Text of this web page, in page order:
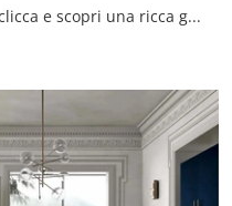
Cucine Moderne con penisola: clicca e scopri una ricca gamma di soluzioni della firma Stosa, tra cui il modello Metropolis 06.